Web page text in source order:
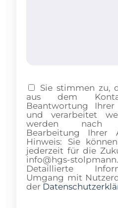
Sie stimmen zu,
aus dem
Beantwortung
und verarbeitet
werden nach
Bearbeitung Ihrer
Hinweis: Sie
jederzeit für die
info@hgs-
Detaillierte
Umgang mit
der